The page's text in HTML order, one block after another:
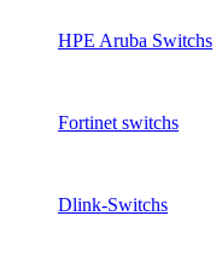
HPE Aruba Switchs
Fortinet switchs
Dlink-Switchs